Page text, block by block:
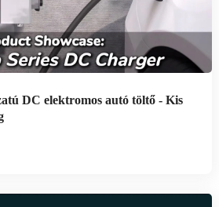
DC elektromos autó töltő - Kis